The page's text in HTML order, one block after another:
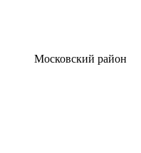
Московский район